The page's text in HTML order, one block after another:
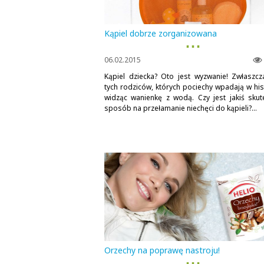
Kąpiel dobrze zorganizowana
▪ ▪ ▪
06.02.2015
Kąpiel dziecka? Oto jest wyzwanie!
tych rodziców, których pociechy wpadają w
widząc wanienkę z wodą. Czy jest jakiś
sposób na przełamanie niechęci do kąpieli?...
Orzechy na poprawę nastroju!